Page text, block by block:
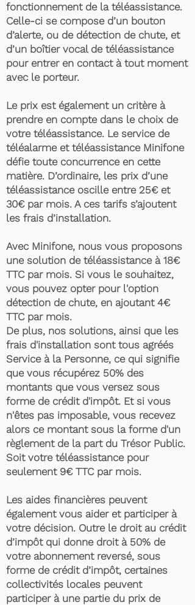
fonctionnement de la téléassistance.
Celle-ci se compose d’un bouton
d’alerte, ou de détection de chute, et
d’un boîtier vocal de téléassistance
pour entrer en contact à tout moment
avec le porteur.
Le prix est également un critère à
prendre en compte dans le choix de
votre téléassistance. Le service de
téléalarme et téléassistance Minifone
défie toute concurrence en cette
matière. D’ordinaire, les prix d’une
téléassistance oscille entre 25€ et
30€ par mois. A ces tarifs s’ajoutent
les frais d’installation.
Avec Minifone, nous vous proposons
une solution de téléassistance à 18€
TTC par mois. Si vous le souhaitez,
vous pouvez opter pour l'option
détection de chute, en ajoutant 4€
TTC par mois.
De plus, nos solutions, ainsi que les
frais d'installation sont tous agréés
Service à la Personne, ce qui signifie
que vous récupérez 50% des
montants que vous versez sous
forme de crédit d'impôt. Et si vous
n'êtes pas imposable, vous recevez
alors ce montant sous la forme d'un
règlement de la part du Trésor Public.
Soit votre téléassistance pour
seulement 9€ TTC par mois.
Les aides financières peuvent
également vous aider et participer à
votre décision. Outre le droit au crédit
d’impôt qui donne droit à 50% de
votre abonnement reversé, sous
forme de crédit d’impôt, certaines
collectivités locales peuvent
participer à une partie du prix de